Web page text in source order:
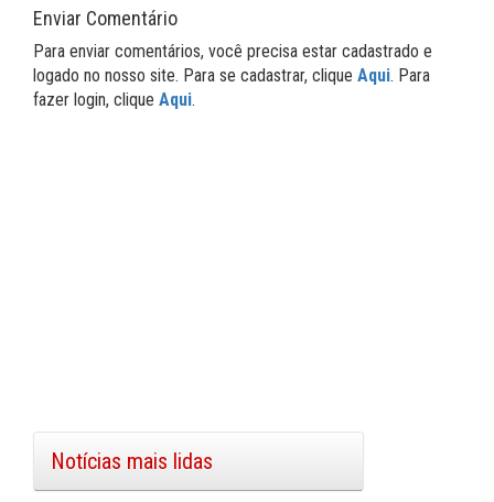
Enviar Comentário
Para enviar comentários, você precisa estar cadastrado e
logado no nosso site. Para se cadastrar, clique Aqui. Para
fazer login, clique Aqui.
Notícias mais lidas